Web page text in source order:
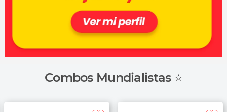
Combos Mundialistas ⭐